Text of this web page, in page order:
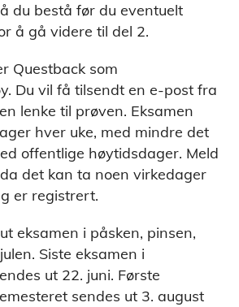
du bestå før du eventuelt
å gå videre til del 2.
Questback som
Du vil få tilsendt en e-post fra
lenke til prøven. Eksamen
hver uke, med mindre det
offentlige høytidsdager. Meld
det kan ta noen virkedager
er registrert.
eksamen i påsken, pinsen,
Siste eksamen i
ut 22. juni. Første
sendes ut 3. august